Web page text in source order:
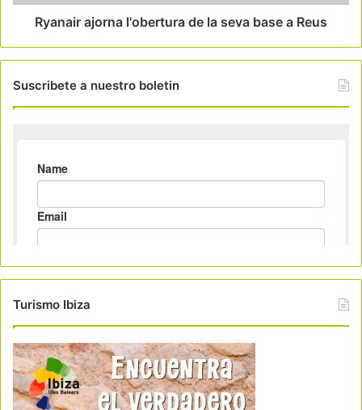
Ryanair ajorna l'obertura de la seva base a Reus
Suscribete a nuestro boletin
Turismo Ibiza